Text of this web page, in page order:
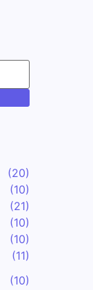
(20)
(10)
(21)
(10)
(10)
(11)
(10)